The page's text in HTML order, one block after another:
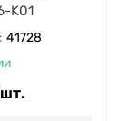
K01
41728
шт.